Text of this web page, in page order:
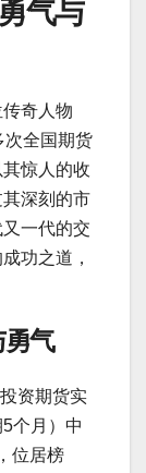
气与
奇人物
全国期货
惊人的收
深刻的市
一代的交
功之道，
气
资期货实
个月）中
位居榜